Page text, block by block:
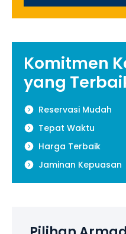
Komitmen
yang
Reservasi Mudah
Tepat Waktu
Harga Terbaik
Jaminan Kepuasan